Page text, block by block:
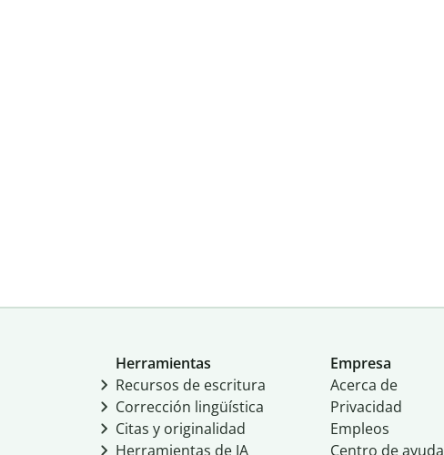
Herramientas
Recursos de escritura
Corrección lingüística
Citas y originalidad
Herramientas de IA
Empresa
Acerca de
Privacidad
Empleos
Centro de ayuda